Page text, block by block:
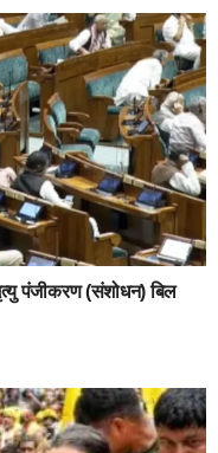
पंजीकरण (संशोधन) बिल